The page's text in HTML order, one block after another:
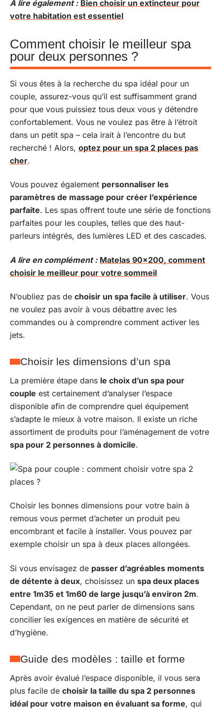
A lire également : Bien choisir un extincteur pour
votre habitation est essentiel
Comment choisir le meilleur spa
pour deux personnes ?
Si vous êtes à la recherche du spa idéal pour un
couple, assurez-vous qu’il est suffisamment grand
pour que vous puissiez tous deux vous y détendre
confortablement. Vous ne voulez pas être à l’étroit
dans un petit spa – cela irait à l’encontre du but
recherché ! Alors, optez pour un spa 2 places pas
cher.
Vous pouvez également personnaliser les
paramètres de massage pour créer l’expérience
parfaite. Les spas offrent toute une série de fonctions
parfaites pour les couples, telles que des haut-
parleurs intégrés, des lumières LED et des cascades.
A lire en complément : Matelas 90x200, comment
choisir le meilleur pour votre sommeil
N’oubliez pas de choisir un spa facile à utiliser. Vous
ne voulez pas avoir à vous débattre avec les
commandes ou à comprendre comment activer les
jets.
Choisir les dimensions d’un spa
La première étape dans le choix d’un spa pour
couple est certainement d’analyser l’espace
disponible afin de comprendre quel équipement
s’adapte le mieux à votre maison. Il existe un riche
assortiment de produits pour l’aménagement de votre
spa pour 2 personnes à domicile.
Choisir les bonnes dimensions pour votre bain à
remous vous permet d’acheter un produit peu
encombrant et facile à installer. Vous pouvez par
exemple choisir un spa à deux places allongées.
Si vous envisagez de passer d’agréables moments
de détente à deux, choisissez un spa deux places
entre 1m35 et 1m60 de large jusqu’à environ 2m.
Cependant, on ne peut parler de dimensions sans
concilier les exigences en matière de sécurité et
d’hygiène.
Guide des modèles : taille et forme
Après avoir évalué l’espace disponible, il vous sera
plus facile de choisir la taille du spa 2 personnes
idéal pour votre maison en évaluant sa forme, qui